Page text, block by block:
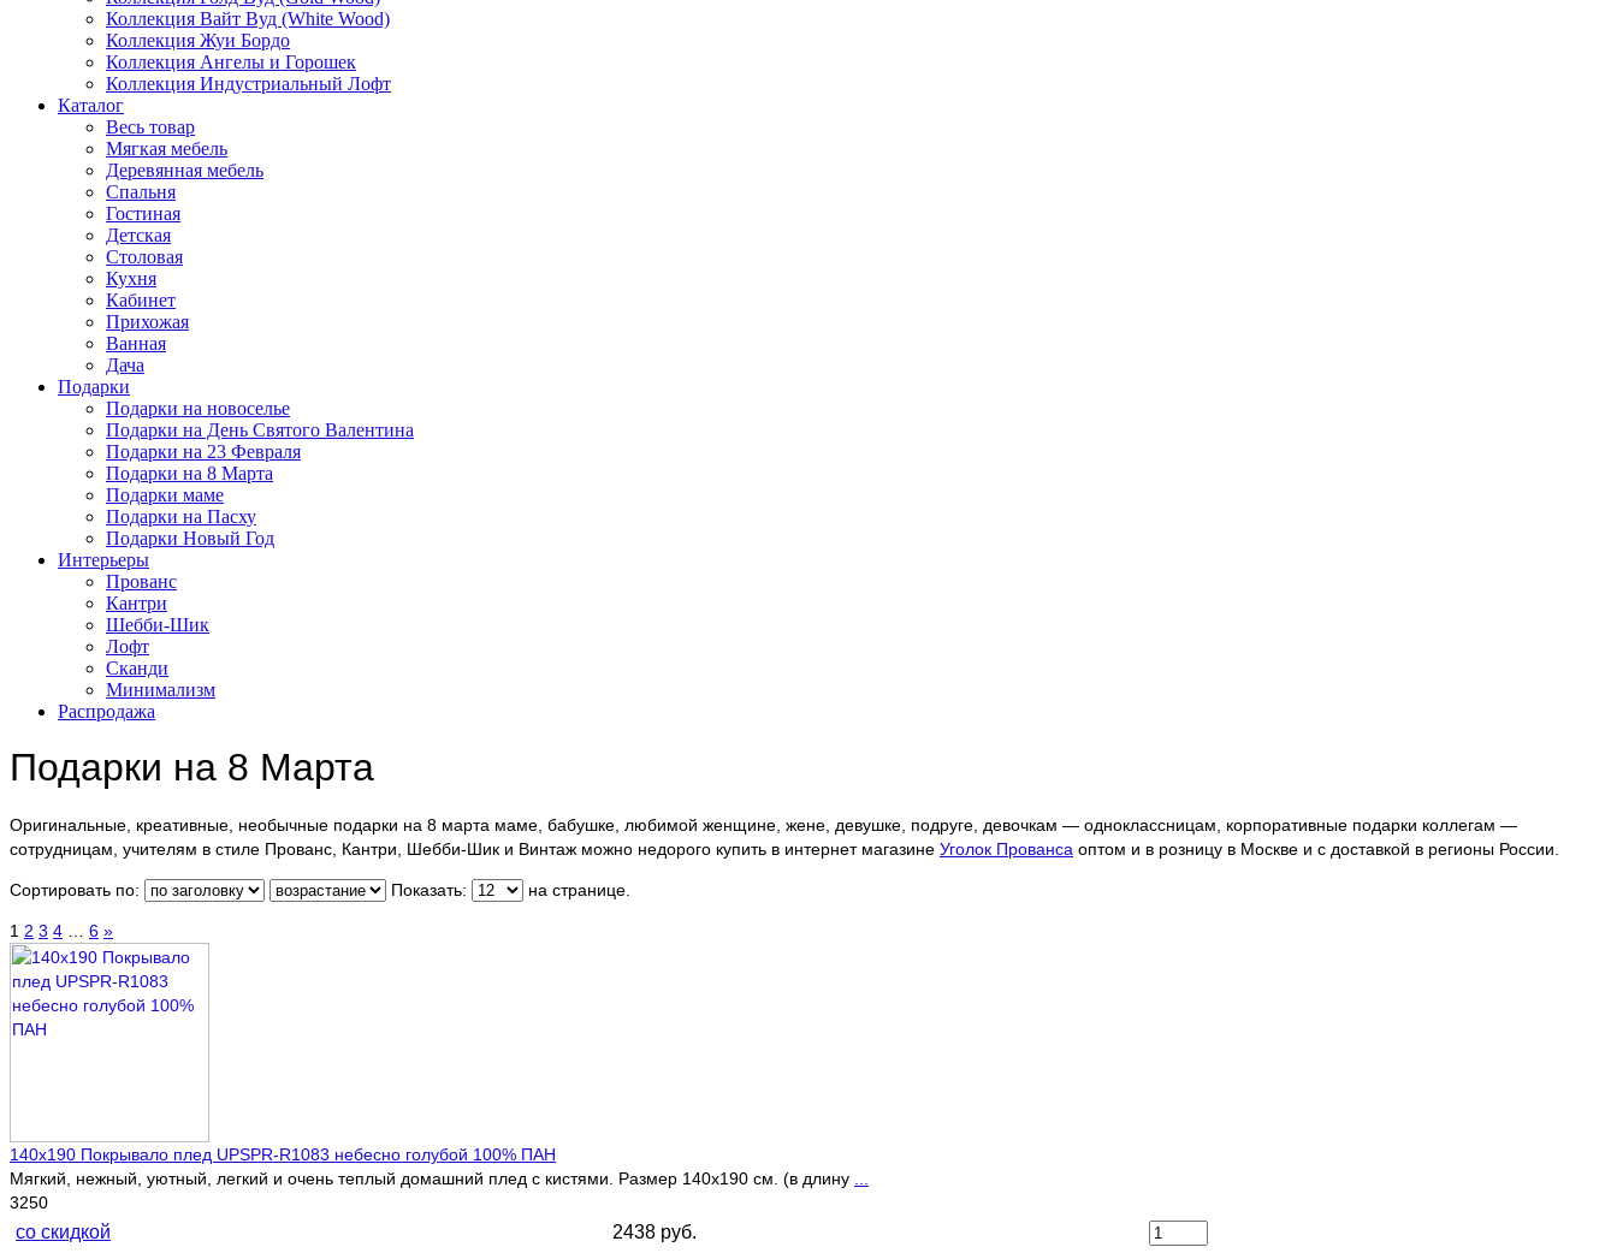
Коллекция Вайт Вуд (White Wood)
Коллекция Жуи Бордо
Коллекция Ангелы и Горошек
Коллекция Индустриальный Лофт
Каталог
Весь товар
Мягкая мебель
Деревянная мебель
Спальня
Гостиная
Детская
Столовая
Кухня
Кабинет
Прихожая
Ванная
Дача
Подарки
Подарки на новоселье
Подарки на День Святого Валентина
Подарки на 23 Февраля
Подарки на 8 Марта
Подарки маме
Подарки на Пасху
Подарки Новый Год
Интерьеры
Прованс
Кантри
Шебби-Шик
Лофт
Сканди
Минимализм
Распродажа
Подарки на 8 Марта
Оригинальные, креативные, необычные подарки на 8 марта маме, бабушке, любимой женщине, жене, девушке, подруге, девочкам — одноклассницам, корпоративные подарки коллегам —
сотрудницам, учителям в стиле Прованс, Кантри, Шебби-Шик и Винтаж можно недорого купить в интернет магазине Уголок Прованса оптом и в розницу в Москве и с доставкой в регионы России.
Сортировать по: Показать: на странице.
1 2 3 4 6 »
140х190 Покрывало плед UPSPR-R1083 небесно голубой 100% ПАН
Мягкий, нежный, уютный, легкий и очень теплый домашний плед с кистями. Размер 140х190 см. (в длину
3250
со скидкой
2438 руб.